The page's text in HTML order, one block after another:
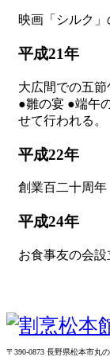
映画「シルク」
平成21年
大広間での五節
●雛の宴 ●端午
せて行われる。
平成22年
創業百二十周年
平成24年
お食事友の会
〒390-0873 長野県松本市丸